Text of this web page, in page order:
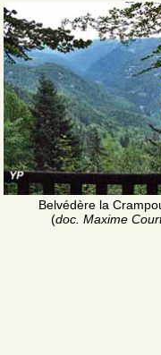
Belvédère la
(doc. Maxime